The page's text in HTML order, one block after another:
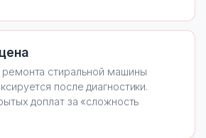
стиральной машины
после диагностики.
доплат за «сложность